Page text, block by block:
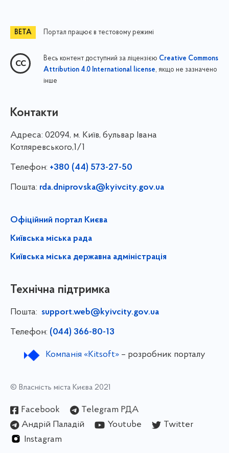
Портал працює в тестовому режимі
Весь контент доступний за ліцензією Creative Commons
Attribution 4.0 International license, якщо не зазначено
інше
Контакти
Адреса: 02094, м. Київ, бульвар Івана
Котляревського,1/1
Телефон: +380 (44) 573-27-50
Пошта: rda.dniprovska@kyivcity.gov.ua
Офіційний портал Києва
Київська міська рада
Київська міська державна адміністрація
Технічна підтримка
Пошта: support.web@kyivcity.gov.ua
Телефон: (044) 366-80-13
Компанія «Kitsoft»– розробник порталу
© Власність міста Києва 2021
Facebook
Telegram РДА
Андрій Паладій
Youtube
Twitter
Instagram